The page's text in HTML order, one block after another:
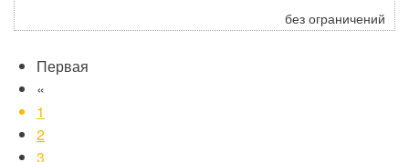
без ограничений
Первая
«
1
2
3